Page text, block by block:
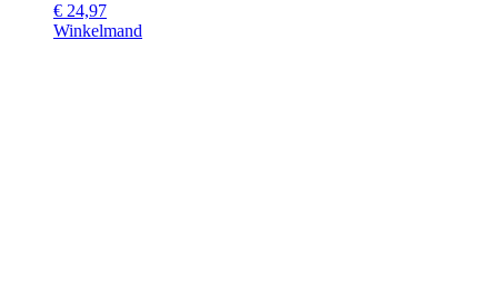
€ 24,97
Winkelmand